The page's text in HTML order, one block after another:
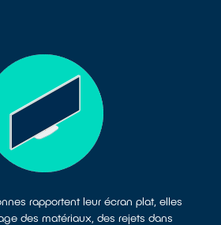
rapportent leur écran plat, elles
des matériaux, des rejets dans